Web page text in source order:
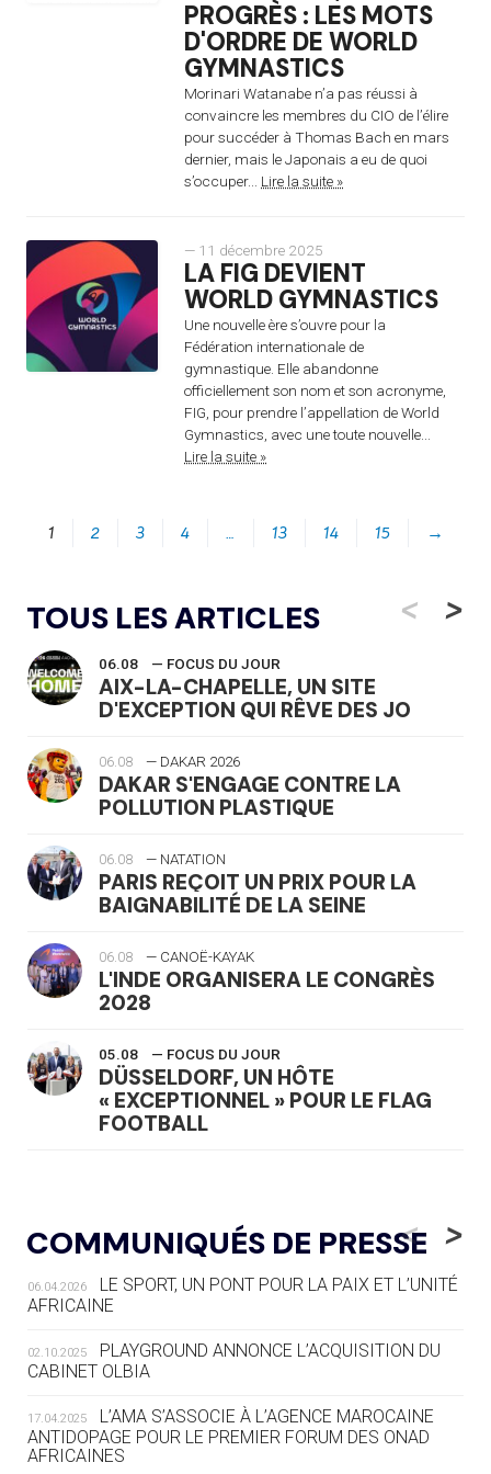
PROGRÈS : LES MOTS
D'ORDRE DE WORLD
GYMNASTICS
Morinari Watanabe n’a pas réussi à
convaincre les membres du CIO de l’élire
pour succéder à Thomas Bach en mars
dernier, mais le Japonais a eu de quoi
s’occuper... Lire la suite »
— 11 décembre 2025
LA FIG DEVIENT
WORLD GYMNASTICS
Une nouvelle ère s’ouvre pour la
Fédération internationale de
gymnastique. Elle abandonne
officiellement son nom et son acronyme,
FIG, pour prendre l’appellation de World
Gymnastics, avec une toute nouvelle...
Lire la suite »
1 2 3 4 … 13 14 15 →
TOUS LES ARTICLES <
06.08 — FOCUS DU JOUR
AIX-LA-CHAPELLE, UN SITE
D'EXCEPTION QUI RÊVE DES JO
06.08 — DAKAR 2026
DAKAR S'ENGAGE CONTRE LA
POLLUTION PLASTIQUE
06.08 — NATATION
PARIS REÇOIT UN PRIX POUR LA
BAIGNABILITÉ DE LA SEINE
06.08 — CANOË-KAYAK
L'INDE ORGANISERA LE CONGRÈS
2028
05.08 — FOCUS DU JOUR
DÜSSELDORF, UN HÔTE
« EXCEPTIONNEL » POUR LE FLAG
FOOTBALL
LE RÊVE DE VOIR LA LUGE ALPINE
AUX JO « N'EST PAS FINI »
05.08 — TIR À L'ARC
DES MONDIAUX À BRISBANE SUR LA
ROUTE DES JO 2032
LE VILLAGE OLYMPIQUE DES ARAVIS
SE DESSINE
>
COMMUNIQUÉS DE PRESSE
<
06.04.2026
LE SPORT, UN PONT POUR LA PAIX ET L’UNITÉ
AFRICAINE
02.10.2025
PLAYGROUND ANNONCE L’ACQUISITION DU
CABINET OLBIA
17.04.2025
L’AMA S’ASSOCIE À L’AGENCE MAROCAINE
ANTIDOPAGE POUR LE PREMIER FORUM DES ONAD
AFRICAINES
>